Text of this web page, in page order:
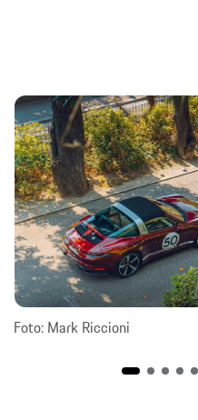
Foto: Mark Riccioni